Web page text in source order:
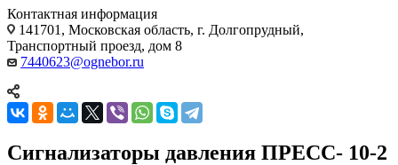
Контактная информация
141701, Московская область, г. Долгопрудный,
Транспортный проезд, дом 8
7440623@ognebor.ru
Сигнализаторы давления ПРЕСС- 10-2